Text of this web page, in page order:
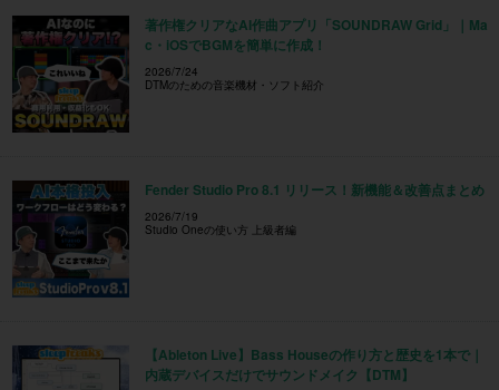
著作権クリアなAI作曲アプリ「SOUNDRAW Grid」｜Ma
c・iOSでBGMを簡単に作成！
2026/7/24
DTMのための音楽機材・ソフト紹介
Fender Studio Pro 8.1 リリース！新機能＆改善点まとめ
2026/7/19
Studio Oneの使い方 上級者編
【Ableton Live】Bass Houseの作り方と歴史を1本で｜
内蔵デバイスだけでサウンドメイク【DTM】